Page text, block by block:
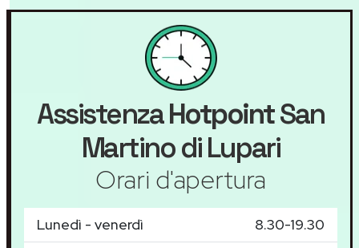
AssistenzaHotpointSan
Martino di Lupari
Orari d'apertura
Lunedì - venerdì
8.30-19.30